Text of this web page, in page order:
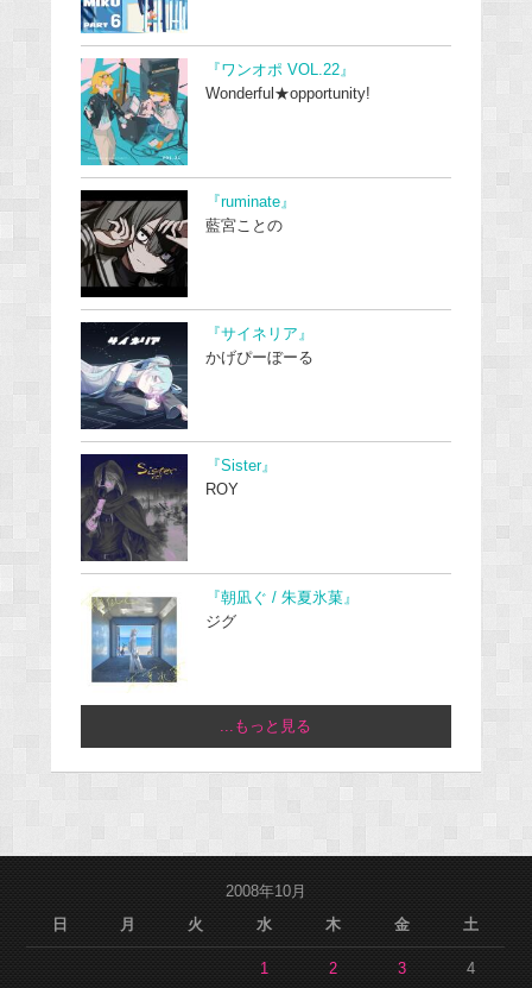
『ワンオポ VOL.22』
Wonderful★opportunity!
『ruminate』
藍宮ことの
『サイネリア』
かげぴーぼーる
『Sister』
ROY
『朝凪ぐ / 朱夏氷菓』
ジグ
...もっと見る
2008年10月
日
月 火 水 木 金 土
1 2 3 4